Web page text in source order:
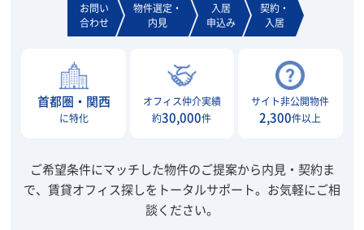
お問い
合わせ
物件選定・
内見
入居
申込み
契約・
入居
首都圏・関西
に特化
オフィス仲介実績
約30,000件
サイト非公開物件
2,300件以上
ご希望条件にマッチした物件のご提案から内見・契約ま
で、賃貸オフィス探しをトータルサポート。 お気軽にご相
談ください。